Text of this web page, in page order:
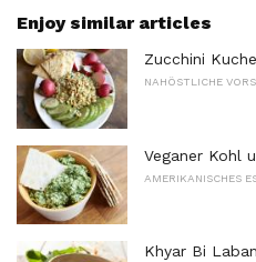
Enjoy similar articles
Zucchini
NAHÖSTLICHE
Veganer Kohl
AMERIKANISCHES
Khyar Bi